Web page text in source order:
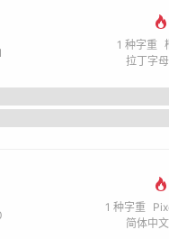
1 种字重
1 种字重